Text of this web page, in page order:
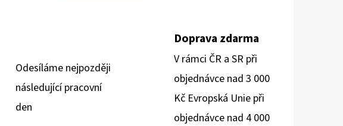
Odesíláme nejpozději
následující pracovní
den
Doprava zdarma
V rámci ČR a SR při
objednávce nad 3 000
Kč Evropská Unie při
objednávce nad 4 000